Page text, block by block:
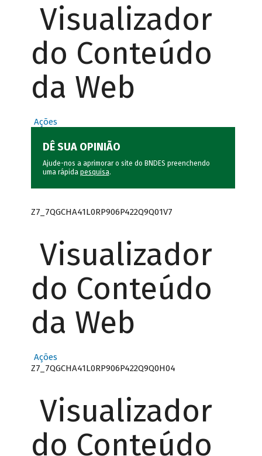
Visualizador
do Conteúdo
da Web
Ações
DÊ SUA OPINIÃO
Ajude-nos a aprimorar o site do BNDES preenchendo
uma rápida pesquisa.
Z7_7QGCHA41L0RP906P422Q9Q01V7
Visualizador
do Conteúdo
da Web
Ações
Z7_7QGCHA41L0RP906P422Q9Q0H04
Visualizador
do Conteúdo